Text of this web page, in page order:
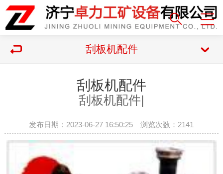
刮板机配件
刮板机配件
刮板机配件|
发布日期：2023-06-27 16:50:25 浏览次数： 2141